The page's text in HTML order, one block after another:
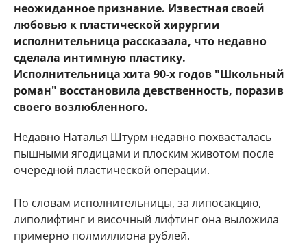
неожиданное признание. Известная своей
любовью к пластической хирургии
исполнительница рассказала, что недавно
сделала интимную пластику.
Исполнительница хита 90-х годов "Школьный
роман" восстановила девственность, поразив
своего возлюбленного.
Недавно Наталья Штурм недавно похвасталась
пышными ягодицами и плоским животом после
очередной пластической операции.
По словам исполнительницы, за липосакцию,
липолифтинг и височный лифтинг она выложила
примерно полмиллиона рублей.